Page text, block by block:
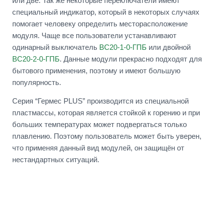
специальный индикатор, который в некоторых случаях
помогает человеку определить месторасположение
модуля. Чаще все пользователи устанавливают
одинарный выключатель ВС20-1-0-ГПБ или двойной
ВС20-2-0-ГПБ. Данные модули прекрасно подходят для
бытового применения, поэтому и имеют большую
популярность.
Серия “Гермес PLUS” производится из специальной
пластмассы, которая является стойкой к горению и при
больших температурах может подвергаться только
плавлению. Поэтому пользователь может быть уверен,
что применяя данный вид модулей, он защищён от
нестандартных ситуаций.